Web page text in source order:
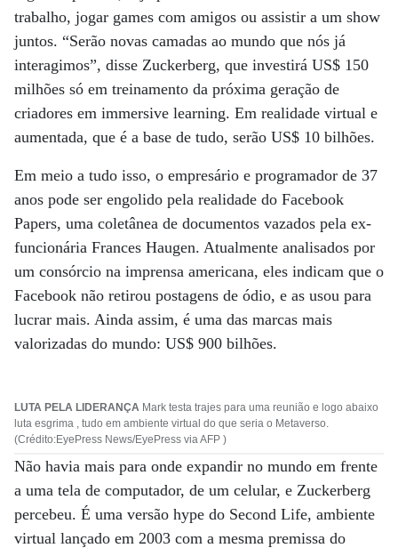
trabalho, jogar games com amigos ou assistir a um show
juntos. “Serão novas camadas ao mundo que nós já
interagimos”, disse Zuckerberg, que investirá US$ 150
milhões só em treinamento da próxima geração de
criadores em immersive learning. Em realidade virtual e
aumentada, que é a base de tudo, serão US$ 10 bilhões.
Em meio a tudo isso, o empresário e programador de 37
anos pode ser engolido pela realidade do Facebook
Papers, uma coletânea de documentos vazados pela ex-
funcionária Frances Haugen. Atualmente analisados por
um consórcio na imprensa americana, eles indicam que o
Facebook não retirou postagens de ódio, e as usou para
lucrar mais. Ainda assim, é uma das marcas mais
valorizadas do mundo: US$ 900 bilhões.
LUTA PELA LIDERANÇA Mark testa trajes para uma reunião e logo abaixo
luta esgrima , tudo em ambiente virtual do que seria o Metaverso.
(Crédito:EyePress News/EyePress via AFP )
Não havia mais para onde expandir no mundo em frente
a uma tela de computador, de um celular, e Zuckerberg
percebeu. É uma versão hype do Second Life, ambiente
virtual lançado em 2003 com a mesma premissa do